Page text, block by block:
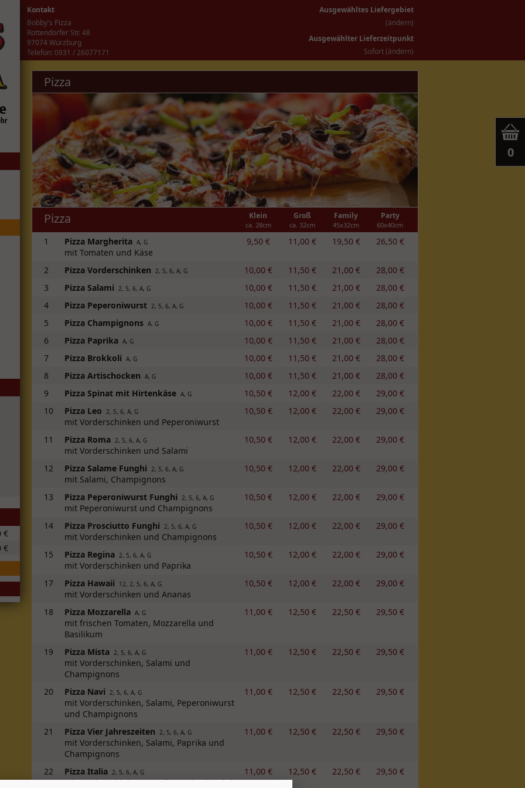
Kontakt
Bobby's Pizza
Rottendorfer Str. 48
97074 Würzburg
Telefon: 0931 / 26077171
Ausgewähltes Liefergebiet
(ändern)
Ausgewählter Lieferzeitpunkt
Sofort(ändern)
€
€
Pizza
Pizza Klein
ca. 28cm
Groß
ca. 32cm
Family
45x32cm
Party
60x40cm
1 9,50 € 11,00 € 19,50 € 26,50 €
Pizza Margherita A, G
mit Tomaten und Käse
2
10,00 € 11,50 € 21,00 € 28,00 €
Pizza Vorderschinken 2, 5, 6, A, G
3 10,00 € 11,50 € 21,00 € 28,00 €
Pizza Salami 2, 5, 6, A, G
4 10,00 € 11,50 € 21,00 € 28,00 €
Pizza Peperoniwurst 2, 5, 6, A, G
5 10,00 € 11,50 € 21,00 € 28,00 €
Pizza Champignons A, G
6 10,00 € 11,50 € 21,00 € 28,00 €
Pizza Paprika A, G
7 10,00 € 11,50 € 21,00 € 28,00 €
Pizza Brokkoli A, G
8 10,00 € 11,50 € 21,00 € 28,00 €
Pizza Artischocken A, G
9 10,50 € 12,00 € 22,00 € 29,00 €
Pizza Spinat mit Hirtenkäse A, G
10 10,50 € 12,00 € 22,00 € 29,00 €
Pizza Leo 2, 5, 6, A, G
mit Vorderschinken und Peperoniwurst
11
10,50 € 12,00 € 22,00 € 29,00 €
Pizza Roma 2, 5, 6, A, G
mit Vorderschinken und Salami
12
10,50 € 12,00 € 22,00 € 29,00 €
Pizza Salame Funghi 2, 5, 6, A, G
mit Salami, Champignons
13
10,50 € 12,00 € 22,00 € 29,00 €
Pizza Peperoniwurst Funghi 2, 5, 6, A, G
mit Peperoniwurst und Champignons
14
10,50 € 12,00 € 22,00 € 29,00 €
Pizza Prosciutto Funghi 2, 5, 6, A, G
mit Vorderschinken und Champignons
15
10,50 € 12,00 € 22,00 € 29,00 €
Pizza Regina 2, 5, 6, A, G
mit Vorderschinken und Paprika
17
10,50 € 12,00 € 22,00 € 29,00 €
Pizza Hawaii 12, 2, 5, 6, A, G
mit Vorderschinken und Ananas
18
11,00 € 12,50 € 22,50 € 29,50 €
Pizza Mozzarella A, G
mit frischen Tomaten, Mozzarella und
Basilikum
19
11,00 € 12,50 € 22,50 € 29,50 €
Pizza Mista 2, 5, 6, A, G
mit Vorderschinken, Salami und
Champignons
20
11,00 € 12,50 € 22,50 € 29,50 €
Pizza Navi 2, 5, 6, A, G
mit Vorderschinken, Salami, Peperoniwurst
und Champignons
21
11,00 € 12,50 € 22,50 € 29,50 €
Pizza Vier Jahreszeiten 2, 5, 6, A, G
mit Vorderschinken, Salami, Paprika und
Champignons
22
11,00 € 12,50 € 22,50 € 29,50 €
Pizza Italia 2, 5, 6, A, G
mit Vorderschinken, Paprika und Spiegelei
0